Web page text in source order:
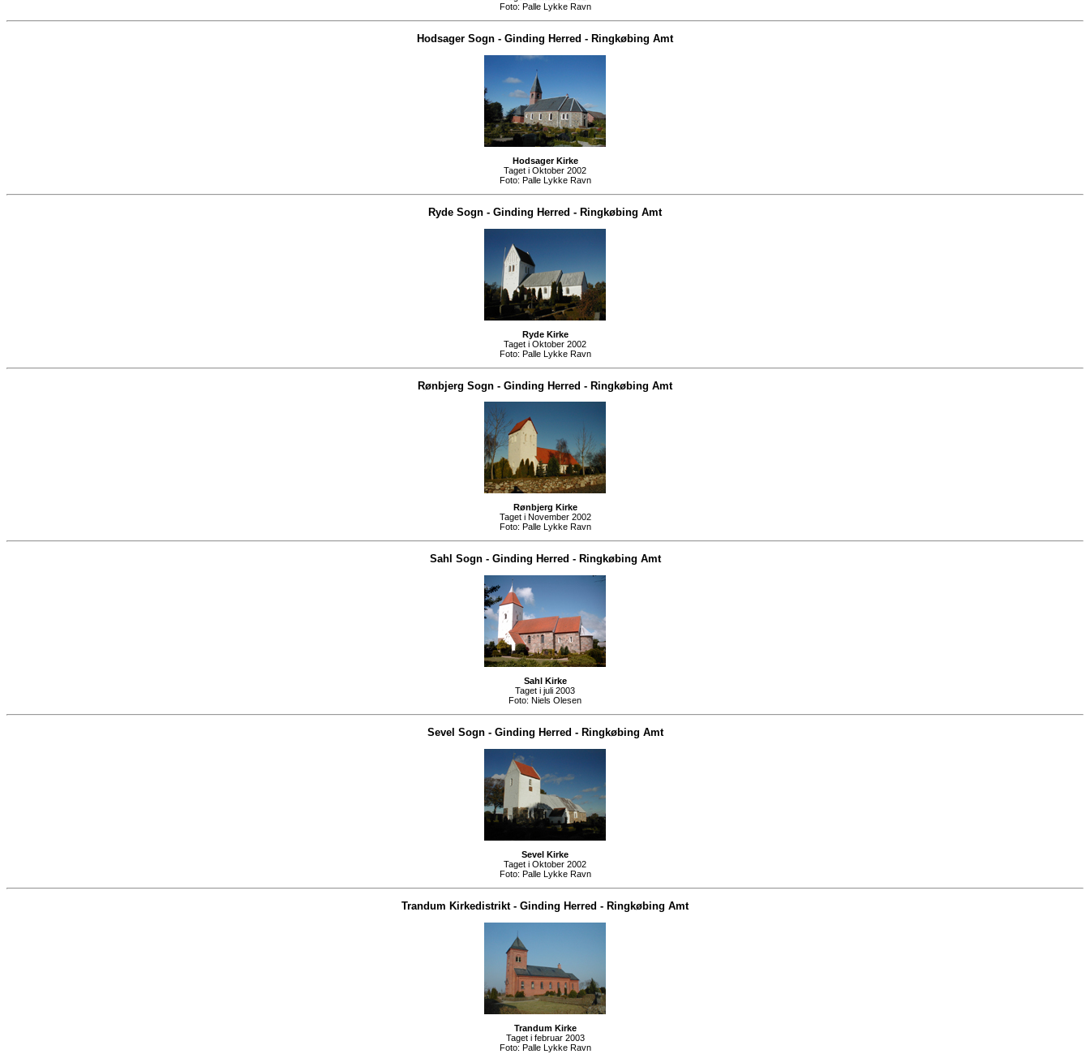
Foto: Palle Lykke Ravn
Hodsager Sogn - Ginding Herred - Ringkøbing Amt
Hodsager Kirke
Taget i Oktober 2002
Foto: Palle Lykke Ravn
Ryde Sogn - Ginding Herred - Ringkøbing Amt
Ryde Kirke
Taget i Oktober 2002
Foto: Palle Lykke Ravn
Rønbjerg Sogn - Ginding Herred - Ringkøbing Amt
Rønbjerg Kirke
Taget i November 2002
Foto: Palle Lykke Ravn
Sahl Sogn- Ginding Herred - Ringkøbing Amt
Sahl Kirke
Taget i juli 2003
Foto: Niels Olesen
Sevel Sogn- Ginding Herred - Ringkøbing Amt
Sevel Kirke
Taget i Oktober 2002
Foto: Palle Lykke Ravn
Trandum Kirkedistrikt- Ginding Herred - Ringkøbing Amt
Trandum Kirke
Taget i februar 2003
Foto: Palle Lykke Ravn